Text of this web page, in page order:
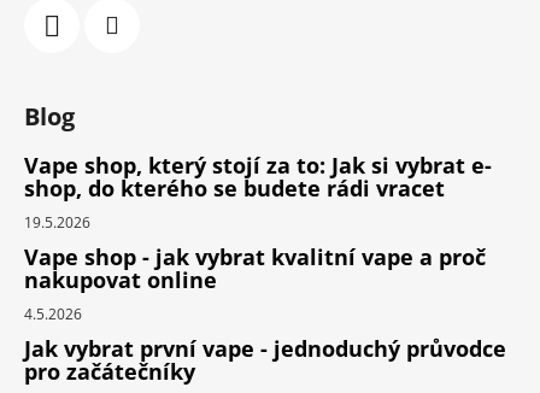
Blog
Vape shop, který stojí za to: Jak si vybrat e-
shop, do kterého se budete rádi vracet
19.5.2026
Vape shop - jak vybrat kvalitní vape a proč
nakupovat online
4.5.2026
Jak vybrat první vape - jednoduchý průvodce
pro začátečníky